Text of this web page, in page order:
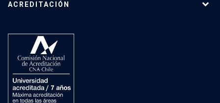
ACREDITACIÓN